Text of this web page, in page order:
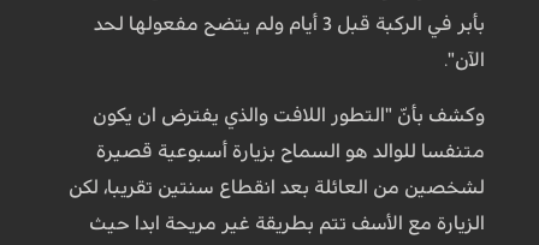
بأبر في الركبة قبل 3 أيام ولم يتضح مفعولها لحد
الآن".
وكشف بأنّ "التطور اللافت والذي يفترض ان يكون
متنفسا للوالد هو السماح بزيارة أسبوعية قصيرة
لشخصين من العائلة بعد انقطاع سنتين تقريبا، لكن
الزيارة مع الأسف تتم بطريقة غير مريحة ابدا حيث